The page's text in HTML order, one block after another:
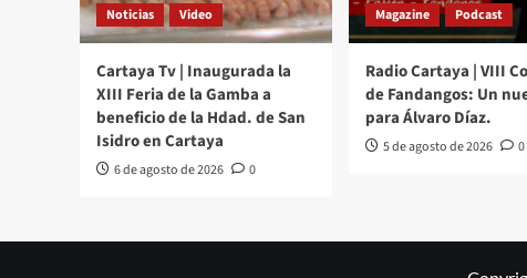
Noticias Video
Cartaya Tv | Inaugurada la
XIII Feria de la Gamba a
beneficio de la Hdad. de San
Isidro en Cartaya
6 de agosto de 2026 0
Magazine Podcast
Radio Cartaya | VIII
de Fandangos: Un
para Álvaro Díaz.
5 de agosto de 2026 0